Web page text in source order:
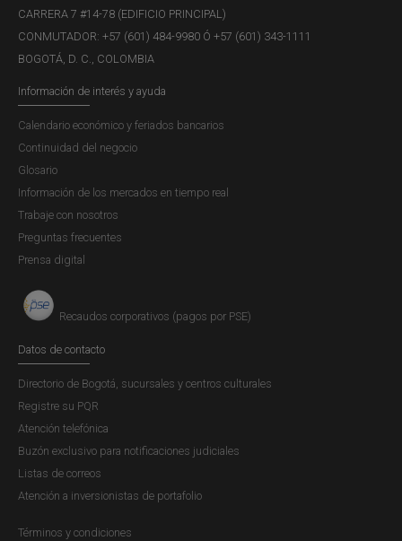
CARRERA 7 #14-78 (EDIFICIO PRINCIPAL)
CONMUTADOR: +57 (601) 484-9980 Ó +57 (601) 343-1111
BOGOTÁ, D. C., COLOMBIA
Información de interés y ayuda
Calendario económico y feriados bancarios
Continuidad del negocio
Glosario
Información de los mercados en tiempo real
Trabaje con nosotros
Preguntas frecuentes
Prensa digital
Recaudos corporativos (pagos por PSE)
Datos de contacto
Directorio de Bogotá, sucursales y centros culturales
Registre su PQR
Atención telefónica
Buzón exclusivo para notificaciones judiciales
Listas de correos
Atención a inversionistas de portafolio
Términos y condiciones